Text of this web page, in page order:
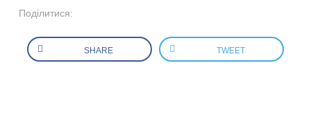
Поділитися:
SHARE TWEET